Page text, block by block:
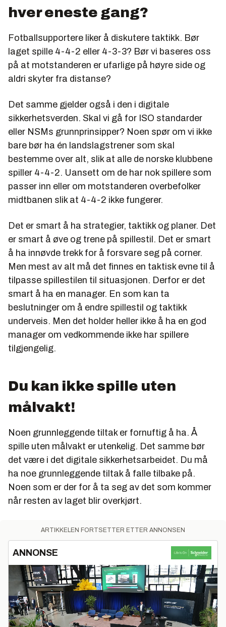
hver eneste gang?
Fotballsupportere liker å diskutere taktikk. Bør
laget spille 4-4-2 eller 4-3-3? Bør vi baseres oss
på at motstanderen er ufarlige på høyre side og
aldri skyter fra distanse?
Det samme gjelder også i den i digitale
sikkerhetsverden. Skal vi gå for ISO standarder
eller NSMs grunnprinsipper? Noen spør om vi ikke
bare bør ha én landslagstrener som skal
bestemme over alt, slik at alle de norske klubbene
spiller 4-4-2. Uansett om de har nok spillere som
passer inn eller om motstanderen overbefolker
midtbanen slik at 4-4-2 ikke fungerer.
Det er smart å ha strategier, taktikk og planer. Det
er smart å øve og trene på spillestil. Det er smart
å ha innøvde trekk for å forsvare seg på corner.
Men mest av alt må det finnes en taktisk evne til å
tilpasse spillestilen til situasjonen. Derfor er det
smart å ha en manager. En som kan ta
beslutninger om å endre spillestil og taktikk
underveis. Men det holder heller ikke å ha en god
manager om vedkommende ikke har spillere
tilgjengelig.
Du kan ikke spille uten
målvakt!
Noen grunnleggende tiltak er fornuftig å ha. Å
spille uten målvakt er utenkelig. Det samme bør
det være i det digitale sikkerhetsarbeidet. Du må
ha noe grunnleggende tiltak å falle tilbake på.
Noen som er der for å ta seg av det som kommer
når resten av laget blir overkjørt.
ARTIKKELEN FORTSETTER ETTER ANNONSEN
ANNONSE